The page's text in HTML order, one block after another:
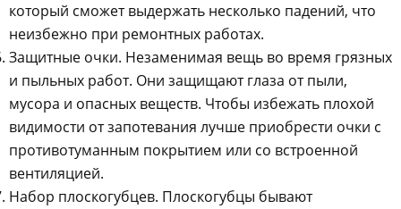
который сможет выдержать несколько падений, что
неизбежно при ремонтных работах.
Защитные очки. Незаменимая вещь во время грязных
и пыльных работ. Они защищают глаза от пыли,
мусора и опасных веществ. Чтобы избежать плохой
видимости от запотевания лучше приобрести очки с
противотуманным покрытием или со встроенной
вентиляцией.
Набор плоскогубцев. Плоскогубцы бывают